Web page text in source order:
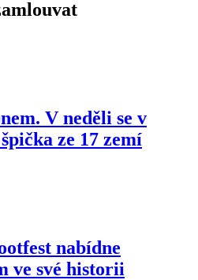
V neděli se v
ze 17 zemí
nabídne
ve své historii